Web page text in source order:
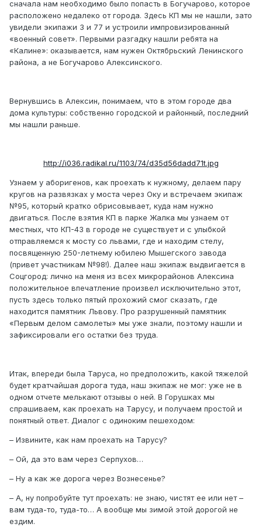
сначала нам необходимо было попасть в Богучарово, которое
расположено недалеко от города. Здесь КП мы не нашли, зато
увидели экипажи 3 и 77 и устроили импровизированный
«военный совет». Первыми разгадку нашли ребята на
«Калине»: оказывается, нам нужен Октябрьский Ленинского
района, а не Богучарово Алексинского.
Вернувшись в Алексин, понимаем, что в этом городе два
дома культуры: собственно городской и районный, последний
мы нашли раньше.
http://i036.radikal.ru/1103/74/d35d56dadd71t.jpg
Узнаем у аборигенов, как проехать к нужному, делаем пару
кругов на развязках у моста через Оку и встречаем экипаж
№95, который кратко обрисовывает, куда нам нужно
двигаться. После взятия КП в парке Жалка мы узнаем от
местных, что КП-43 в городе не существует и с улыбкой
отправляемся к мосту со львами, где и находим стелу,
посвященную 250-летнему юбилею Мышегского завода
(привет участникам №98!). Далее наш экипаж выдвигается в
Соцгород: лично на меня из всех микрорайонов Алексина
положительное впечатление произвел исключительно этот,
пусть здесь только пятый прохожий смог сказать, где
находится памятник Львову. Про разрушенный памятник
«Первым делом самолеты» мы уже знали, поэтому нашли и
зафиксировали его остатки без труда.
Итак, впереди была Таруса, но предположить, какой тяжелой
будет кратчайшая дорога туда, наш экипаж не мог: уже не в
одном отчете мелькают отзывы о ней. В Горушках мы
спрашиваем, как проехать на Тарусу, и получаем простой и
понятный ответ. Диалог с одиноким пешеходом:
– Извините, как нам проехать на Тарусу?
– Ой, да это вам через Серпухов…
– Ну а как же дорога через Вознесенье?
– А, ну попробуйте тут проехать: не знаю, чистят ее или нет –
вам туда-то, туда-то… А вообще мы зимой этой дорогой не
ездим.